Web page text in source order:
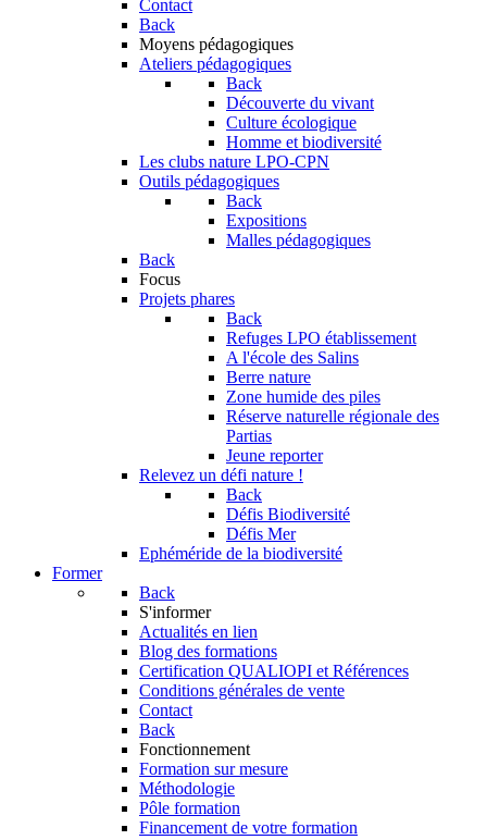
Contact
Back
Moyens pédagogiques
Ateliers pédagogiques
Back
Découverte du vivant
Culture écologique
Homme et biodiversité
Les clubs nature LPO-CPN
Outils pédagogiques
Back
Expositions
Malles pédagogiques
Back
Focus
Projets phares
Back
Refuges LPO établissement
A l'école des Salins
Berre nature
Zone humide des piles
Réserve naturelle régionale des
Partias
Jeune reporter
Relevez un défi nature !
Back
Défis Biodiversité
Défis Mer
Ephéméride de la biodiversité
Former
Back
S'informer
Actualités en lien
Blog des formations
Certification QUALIOPI et Références
Conditions générales de vente
Contact
Back
Fonctionnement
Formation sur mesure
Méthodologie
Pôle formation
Financement de votre formation